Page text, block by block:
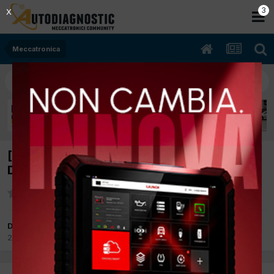
Meccatronica
[Fiat 500 05/2010 1.3cc 198a1000 77Kw
Diesel] Spia servosterzo
Da giuseppe2016
25 Settembre 2017
Meccatronica
2
X